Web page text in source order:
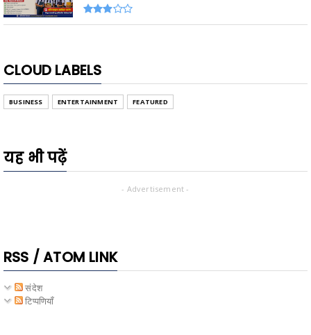
CLOUD LABELS
BUSINESS ENTERTAINMENT FEATURED
यह भी पढ़ें
- Advertisement -
RSS / ATOM LINK
संदेश
टिप्पणियाँ